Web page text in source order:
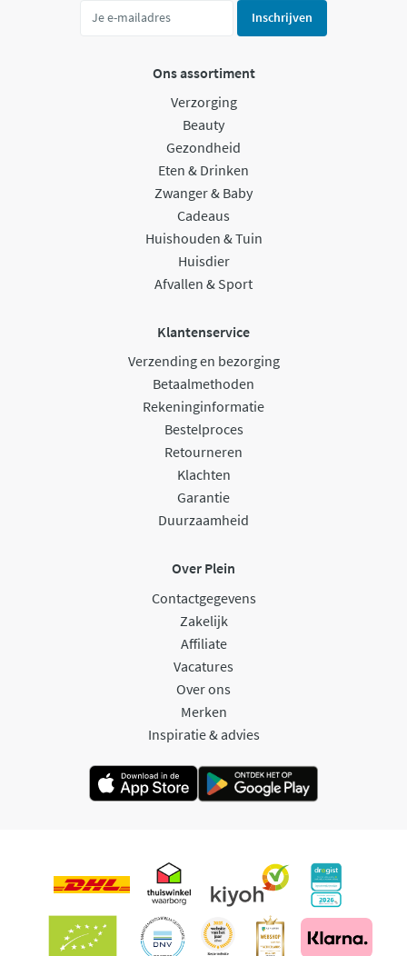
Inschrijven
Ons assortiment
Verzorging
Beauty
Gezondheid
Eten & Drinken
Zwanger & Baby
Cadeaus
Huishouden & Tuin
Huisdier
Afvallen & Sport
Klantenservice
Verzending en bezorging
Betaalmethoden
Rekeninginformatie
Bestelproces
Retourneren
Klachten
Garantie
Duurzaamheid
Over Plein
Contactgegevens
Zakelijk
Affiliate
Vacatures
Over ons
Merken
Inspiratie & advies